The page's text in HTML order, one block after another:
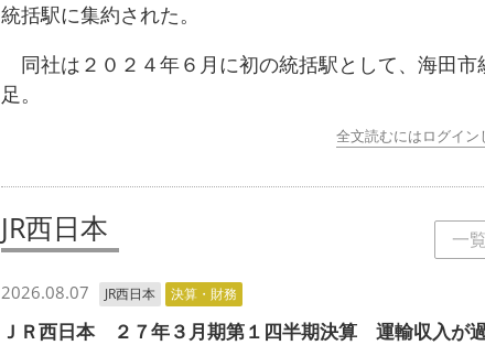
統括駅に集約された。
同社は２０２４年６月に初の統括駅として、海田市
足。
全文読むにはログイン
JR西日本 一
2026.08.07 JR西日本 決算・財務
ＪＲ西日本 ２７年３月期第１四半期決算 運輸収入が